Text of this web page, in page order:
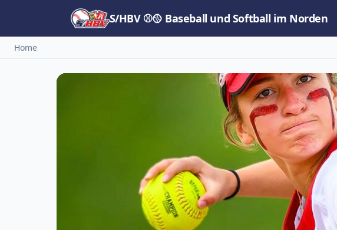
S/HBV ⚾🥎 Baseball und Softball im Norden
Home